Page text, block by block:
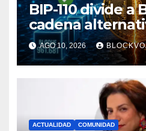
BIP-110 divide a
cadena
rezagada tras
bloques
AGO 10, 2026
ACTUALIDAD COMUNIDAD